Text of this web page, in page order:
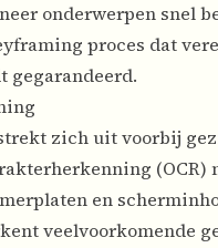
onderwerpen snel
proces dat
gegarandeerd.
zich uit voorbij
en
veelvoorkomende